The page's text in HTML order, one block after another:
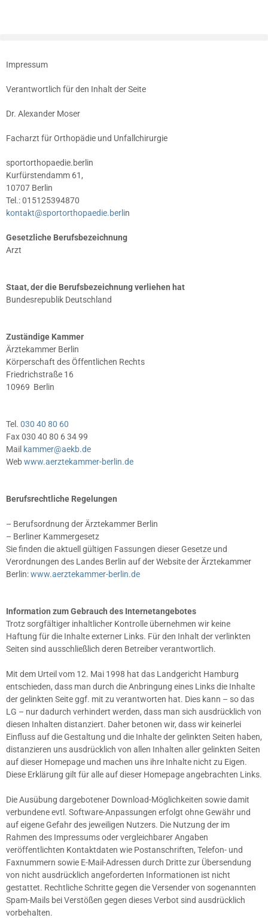
Impressum
Verantwortlich für den Inhalt der Seite
Dr. Alexander Moser
Facharzt für Orthopädie und Unfallchirurgie
sportorthopaedie.berlin
Kurfürstendamm 61,
10707 Berlin
Tel.: 015125394870
kontakt@sportorthopaedie.berlin
Gesetzliche Berufsbezeichnung
Arzt
Staat, der die Berufsbezeichnung verliehen hat
Bundesrepublik Deutschland
Zuständige Kammer
Ärztekammer Berlin
Körperschaft des Öffentlichen Rechts
Friedrichstraße 16
10969 Berlin
Tel. 030 40 80 60
Fax 030 40 80 6 34 99
Mail kammer@aekb.de
Webwww.aerztekammer-berlin.de
Berufsrechtliche Regelungen
– Berufsordnung der Ärztekammer Berlin
– Berliner Kammergesetz
Sie finden die aktuell gültigen Fassungen dieser Gesetze und
Verordnungen des Landes Berlin auf der Website der Ärztekammer
Berlin:www.aerztekammer-berlin.de
Information zum Gebrauch des Internetangebotes
Trotz sorgfältiger inhaltlicher Kontrolle übernehmen wir keine
Haftung für die Inhalte externer Links. Für den Inhalt der verlinkten
Seiten sind ausschließlich deren Betreiber verantwortlich.
Mit dem Urteil vom 12. Mai 1998 hat das Landgericht Hamburg
entschieden, dass man durch die Anbringung eines Links die Inhalte
der gelinkten Seite ggf. mit zu verantworten hat. Dies kann – so das
LG – nur dadurch verhindert werden, dass man sich ausdrücklich von
diesen Inhalten distanziert. Daher betonen wir, dass wir keinerlei
Einfluss auf die Gestaltung und die Inhalte der gelinkten Seiten haben,
distanzieren uns ausdrücklich von allen Inhalten aller gelinkten Seiten
auf dieser Homepage und machen uns ihre Inhalte nicht zu Eigen.
Diese Erklärung gilt für alle auf dieser Homepage angebrachten Links.
Die Ausübung dargebotener Download-Möglichkeiten sowie damit
verbundene evtl. Software-Anpassungen erfolgt ohne Gewähr und
auf eigene Gefahr des jeweiligen Nutzers. Die Nutzung der im
Rahmen des Impressums oder vergleichbarer Angaben
veröffentlichten Kontaktdaten wie Postanschriften, Telefon- und
Faxnummern sowie E-Mail-Adressen durch Dritte zur Übersendung
von nicht ausdrücklich angeforderten Informationen ist nicht
gestattet. Rechtliche Schritte gegen die Versender von sogenannten
Spam-Mails bei Verstößen gegen dieses Verbot sind ausdrücklich
vorbehalten.